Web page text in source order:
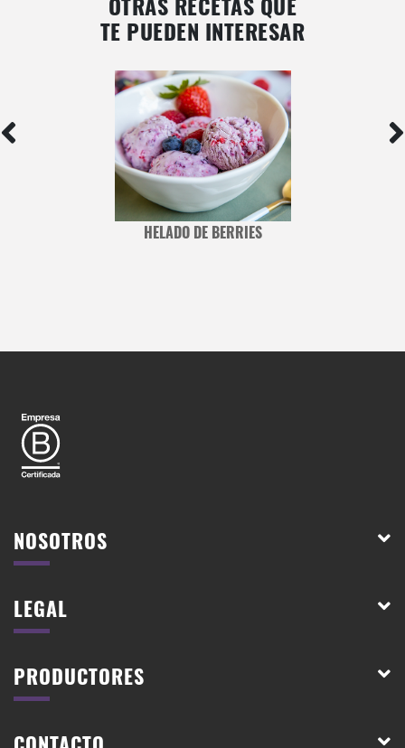
TE PUEDEN INTERESAR
HELADO DE BERRIES
NOSOTROS
LEGAL
PRODUCTORES